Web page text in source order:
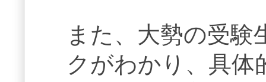
また、大勢の受験
クがわかり、具体